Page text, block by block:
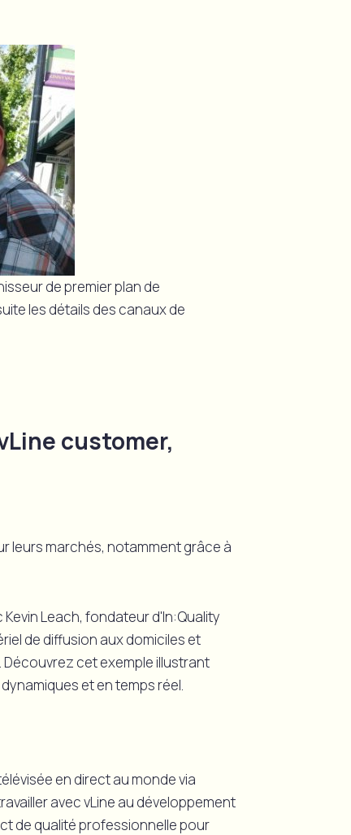
de premier plan de
les détails des canaux de
customer,
leurs marchés, notamment grâce à
Leach, fondateur d'In:Quality
de diffusion aux domiciles et
cet exemple illustrant
et en temps réel.
en direct au monde via
avec vLine au développement
de qualité professionnelle pour